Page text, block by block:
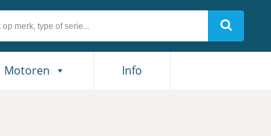
Motoren Info